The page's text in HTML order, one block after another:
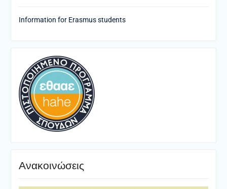
Information for Erasmus students
Ανακοινώσεις